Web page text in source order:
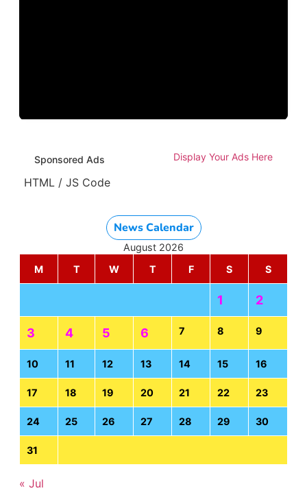
Sponsored Ads Display Your Ads Here
HTML / JS Code
News Calendar
August 2026
M
T W T F S S
1 2
3 4 5 6 7 8 9
10 11 12 13 14 15 16
17 18 19 20 21 22 23
24 25 26 27 28 29 30
31
« Jul